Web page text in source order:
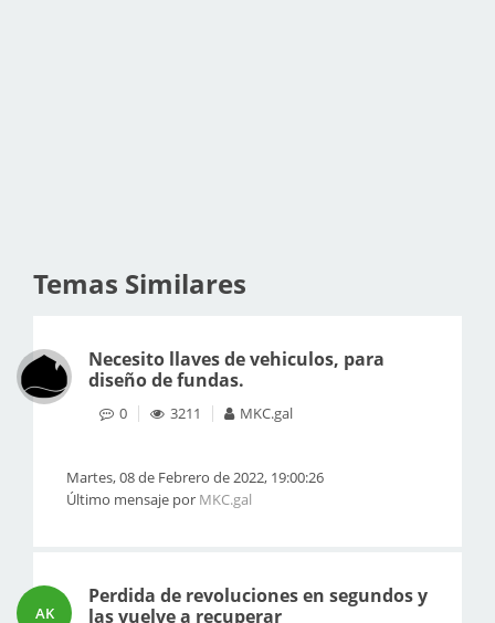
Temas Similares
Necesito llaves de vehiculos, para
diseño de fundas.
0 3211 MKC.gal
Martes, 08 de Febrero de 2022, 19:00:26
Último mensaje por MKC.gal
AK
Perdida de revoluciones en segundos y
las vuelve a recuperar